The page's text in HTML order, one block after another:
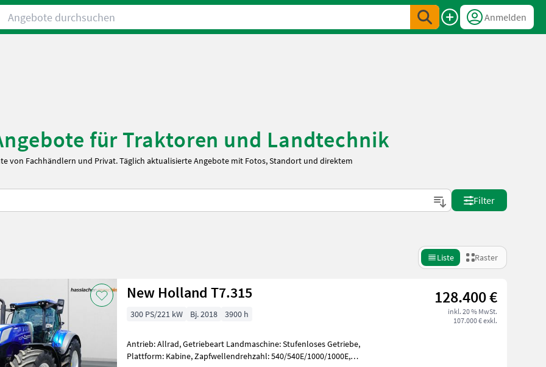
Angebote durchsuchen
Anmelden
für Traktoren und Landtechnik
von Fachhändlern und Privat. Täglich aktualisierte Angebote mit Fotos, Standort und direktem
Filter
Liste Raster
New Holland T7.315 128.400 €
inkl. 20 % MwSt.
107.000 € exkl.
300 PS/221 kW Bj. 2018 3900 h
Antrieb: Allrad, Getriebeart Landmaschine: Stufenloses Getriebe,
Plattform: Kabine, Zapfwellendrehzahl: 540/540E/1000/1000E,